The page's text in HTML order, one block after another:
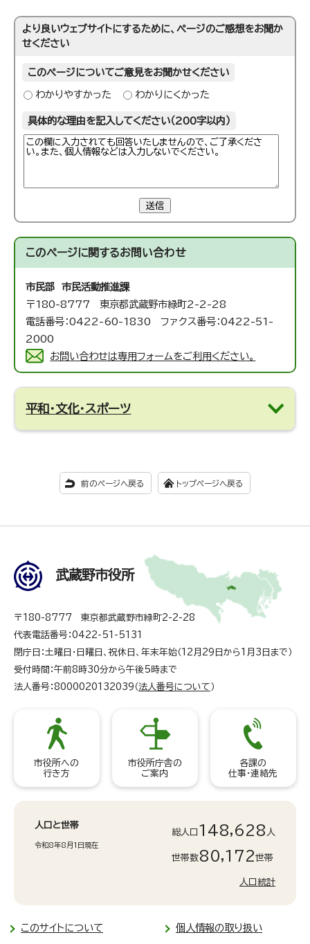
より良いウェブサイトにするために、ページのご感想をお聞か
せください
このページについてご意見をお聞かせください
わかりやすかった わかりにくかった
具体的な理由を記入してください（200字以内）
送信
このページに関するお問い合わせ
市民部 市民活動推進課
〒180-8777 東京都武蔵野市緑町2-2-28
電話番号：0422-60-1830 ファクス番号：0422-51-
2000
お問い合わせは専用フォームをご利用ください。
平和・文化・スポーツ
前のページへ戻る トップページへ戻る
武蔵野市役所
〒180-8777 東京都武蔵野市緑町2-2-28
代表電話番号：0422-51-5131
閉庁日：土曜日・日曜日、祝休日、年末年始（12月29日から1月3日まで）
受付時間：午前8時30分から午後5時まで
法人番号：8000020132039（ 法人番号について ）
市役所への
行き方
市役所庁舎の
ご案内
各課の
仕事・連絡先
人口と世帯
令和8年8月1日現在
総人口 148,628 人
世帯数80,172世帯
人口統計
このサイトについて 個人情報の取り扱い